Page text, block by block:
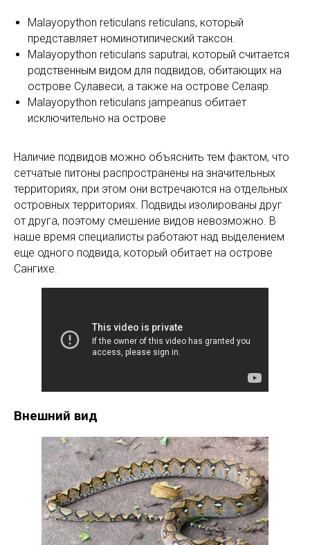
Malayopython reticulans reticulans, который
представляет номинотипический таксон.
Malayopython reticulans saputrai, который считается
родственным видом для подвидов, обитающих на
острове Сулавеси, а также на острове Селаяр.
Malayopython reticulans jampeanus обитает
исключительно на острове
Наличие подвидов можно объяснить тем фактом, что
сетчатые питоны распространены на значительных
территориях, при этом они встречаются на отдельных
островных территориях. Подвиды изолированы друг
от друга, поэтому смешение видов невозможно. В
наше время специалисты работают над выделением
еще одного подвида, который обитает на острове
Сангихе.
Внешний вид